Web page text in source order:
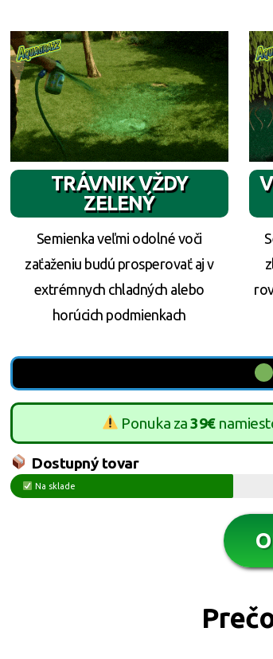
TRÁVNIK VŽDY
ZELENÝ
Semienka veľmi odolné voči
zaťaženiu budú prosperovať aj v
extrémnych chladných alebo
horúcich podmienkach
Ponuka za39€
Dostupný tovar
Na sklade